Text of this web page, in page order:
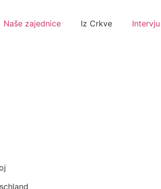
Naše zajednice Iz Crkve Intervju